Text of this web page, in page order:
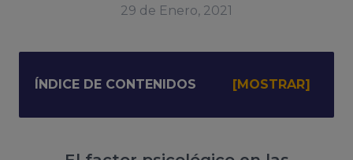
29 de Enero, 2021
ÍNDICE DE CONTENIDOS